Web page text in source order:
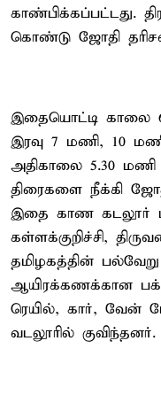
காண்பிக்கப்பட்டது.
கொண்டு ஜோதி
இதையொட்டி காலை
இரவு 7 மணி, 10
அதிகாலை 5.30
திரைகளை நீக்கி
இதை காண கடலூர்
கள்ளக்குறிச்சி,
தமிழகத்தின் பல்வேறு
ஆயிரக்கணக்கான
ரெயில், கார், வேன்
வடலூரில் குவிந்தனர்.